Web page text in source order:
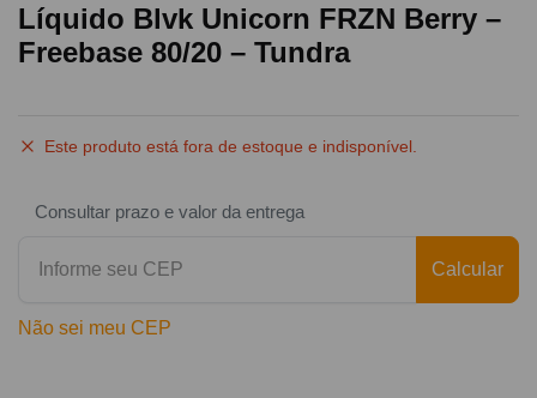
Líquido Blvk Unicorn FRZN Berry –
Freebase 80/20 – Tundra
Este produto está fora de estoque e indisponível.
Consultar prazo e valor da entrega
Calcular
Não sei meu CEP